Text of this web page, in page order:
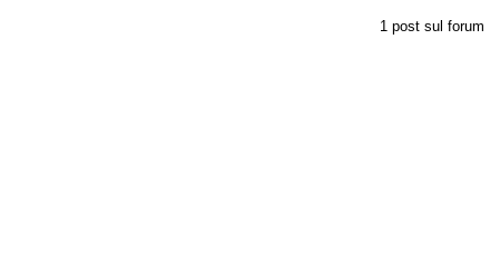
1 post sul forum